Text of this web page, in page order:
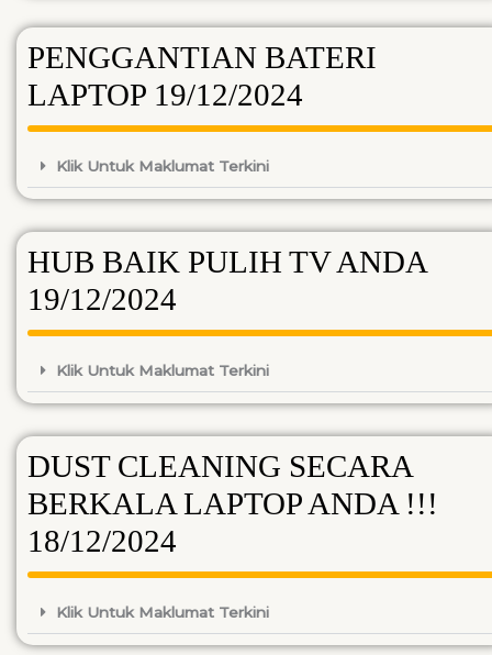
PENGGANTIAN BATERI
LAPTOP 19/12/2024
Klik Untuk Maklumat Terkini
HUB BAIK PULIH TV ANDA
19/12/2024
Klik Untuk Maklumat Terkini
DUST CLEANING SECARA
BERKALA LAPTOP ANDA !!!
18/12/2024
Klik Untuk Maklumat Terkini